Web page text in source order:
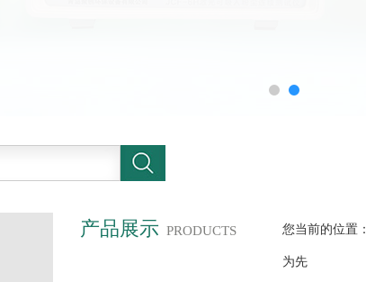
产品展示 PRODUCTS 您当前的位置：
为先